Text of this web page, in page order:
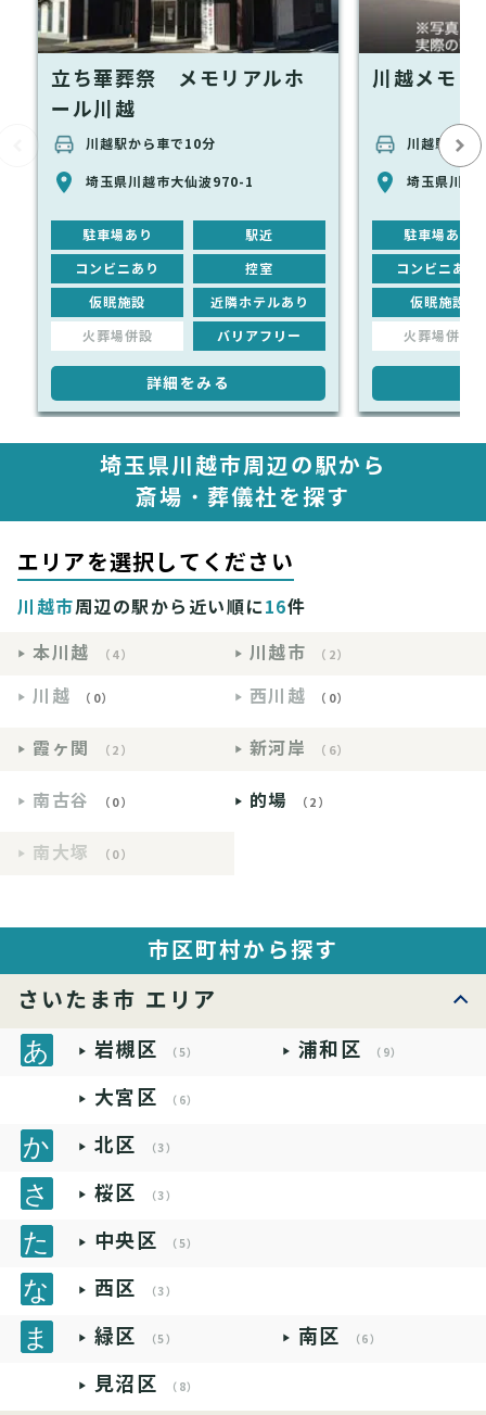
立ち華葬祭 メモリアルホ
ール川越
川越駅から車で10分
埼玉県川越市大仙波970-1
駐車場あり 駅近
コンビニあり 控室
仮眠施設 近隣ホテルあり
火葬場併設 バリアフリー
詳細をみる
川越メモリ
川越駅から
埼玉県川越
駐車場あり
コンビニあり
仮眠施設
火葬場併設
埼玉県川越市周辺の駅から
斎場・葬儀社を探す
エリアを選択してください
川越市周辺の駅から近い順に16件
本川越
（4） 川越市 （2）
川越 （0） 西川越 （0）
霞ヶ関 （2） 新河岸 （6）
南古谷 （0） 的場 （2）
南大塚 （0）
市区町村から探す
さいたま市 エリア
岩槻区 （5） 浦和区 （9）
大宮区 （6）
北区 （3）
桜区 （3）
中央区 （5）
西区 （3）
緑区 （5） 南区 （6）
見沼区 （8）